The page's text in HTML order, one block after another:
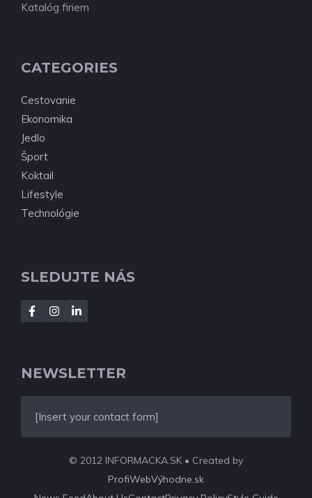
Katalóg firiem
CATEGORIES
Cestovanie
Ekonomika
Jedlo
Šport
Koktail
Lifestyle
Technológie
SLEDUJTE NÁS
NEWSLETTER
[Insert your contact form]
© 2012 INFORMACKA.SK • Created by
ProfiWebVýhodne.sk